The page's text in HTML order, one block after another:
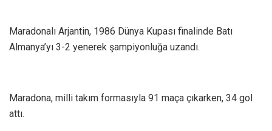
Maradonalı Arjantin, 1986 Dünya Kupası finalinde Batı
Almanya’yı 3-2 yenerek şampiyonluğa uzandı.
Maradona, milli takım formasıyla 91 maça çıkarken, 34 gol
attı.